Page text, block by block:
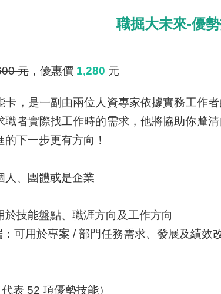
職掘大未來-優
元，優惠價 1,280 元
卡，是一副由兩位人資專家依據實務工作
職者實際找工作時的需求，他將協助你釐
的下一步更有方向！
人、團體或是企業
於技能盤點、職涯方向及工作方向
：可用於專案 / 部門任務需求、發展及績效
表 52 項優勢技能）